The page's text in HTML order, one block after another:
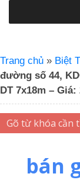
Trang chủ » Biệt
đường số 44,
DT 7x18m – Giá:
bán